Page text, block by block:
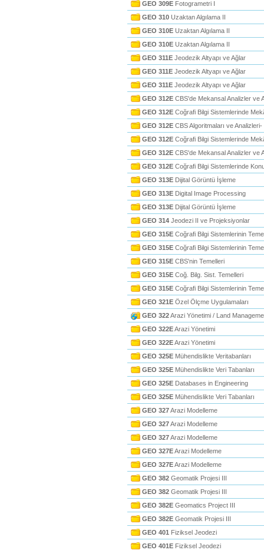
GEO 309E Fotogrametri I
GEO 310 Uzaktan Algılama II
GEO 310E Uzaktan Algılama II
GEO 310E Uzaktan Algılama II
GEO 311E Jeodezik Altyapı ve Ağlar
GEO 311E Jeodezik Altyapı ve Ağlar
GEO 311E Jeodezik Altyapı ve Ağlar
GEO 312E CBS'de Mekansal Analizler ve
GEO 312E Coğrafi Bilgi Sistemlerinde
GEO 312E CBS Algoritmaları ve Analizleri-
GEO 312E Coğrafi Bilgi Sistemlerinde
GEO 312E CBS'de Mekansal Analizler ve
GEO 312E Coğrafi Bilgi Sistemlerinde
GEO 313E Dijital Görüntü İşleme
GEO 313E Digital Image Processing
GEO 313E Dijital Görüntü İşleme
GEO 314 Jeodezi II ve Projeksiyonlar
GEO 315E Coğrafi Bilgi Sistemlerinin
GEO 315E Coğrafi Bilgi Sistemlerinin
GEO 315E CBS'nin Temelleri
GEO 315E Coğ. Bilg. Sist. Temelleri
GEO 315E Coğrafi Bilgi Sistemlerinin
GEO 321E Özel Ölçme Uygulamaları
GEO 322Arazi Yönetimi / Land
GEO 322EArazi Yönetimi
GEO 322EArazi Yönetimi
GEO 325E Mühendislikte Veritabanları
GEO 325E Mühendislikte Veri Tabanları
GEO 325E Databases in Engineering
GEO 325E Mühendislikte Veri Tabanları
GEO 327Arazi Modelleme
GEO 327Arazi Modelleme
GEO 327Arazi Modelleme
GEO 327EArazi Modelleme
GEO 327EArazi Modelleme
GEO 382 Geomatik Projesi III
GEO 382 Geomatik Projesi III
GEO 382E Geomatics Project III
GEO 382E Geomatik Projesi III
GEO 401 Fiziksel Jeodezi
GEO 401E Fiziksel Jeodezi